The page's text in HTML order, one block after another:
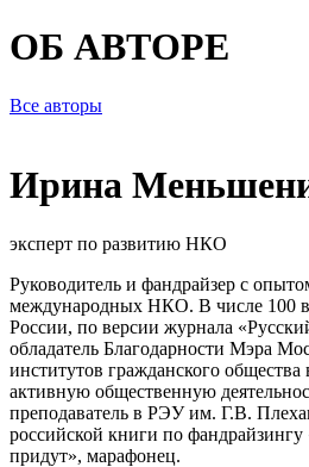
ОБ АВТОРЕ
Все авторы
Ирина
эксперт по развитию НКО
Руководитель и фандрайзер с
международных НКО. В числе 100
России, по версии журнала
обладатель Благодарности Мэра
институтов гражданского
активную общественную
преподаватель в РЭУ им. Г.В.
российской книги по
придут», марафонец.